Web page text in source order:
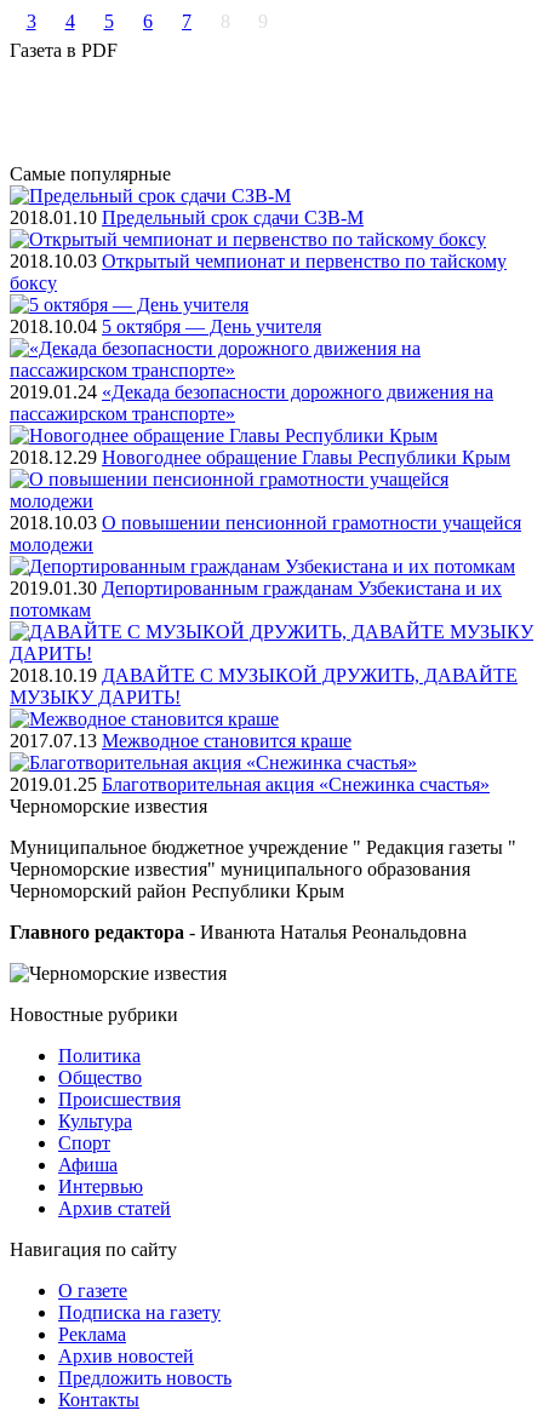
3
4 5 6 7 8
9
Газета в PDF
Самые популярные
2018.01.10 Предельный срок сдачи СЗВ-М
2018.10.03 Открытый чемпионат и первенство по тайскому
боксу
2018.10.04 5 октября — День учителя
2019.01.24 «Декада безопасности дорожного движения на
пассажирском транспорте»
2018.12.29 Новогоднее обращение Главы Республики Крым
2018.10.03 О повышении пенсионной грамотности учащейся
молодежи
2019.01.30 Депортированным гражданам Узбекистана и их
потомкам
2018.10.19 ДАВАЙТЕ С МУЗЫКОЙ ДРУЖИТЬ, ДАВАЙТЕ
МУЗЫКУ ДАРИТЬ!
2017.07.13 Межводное становится краше
2019.01.25 Благотворительная акция «Снежинка счастья»
Черноморские известия
Муниципальное бюджетное учреждение " Редакция газеты "
Черноморские известия" муниципального образования
Черноморский район Республики Крым
Главного редактора - Иванюта Наталья Реональдовна
Новостные рубрики
Политика
Общество
Проиcшествия
Культура
Спорт
Афиша
Интервью
Архив статей
Навигация по сайту
О газете
Подписка на газету
Реклама
Архив новостей
Предложить новость
Контакты